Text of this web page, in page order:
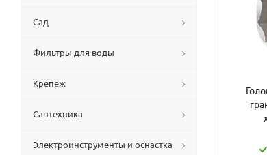
Сад
Фильтры для воды
Крепеж
Сантехника
Электроинструменты и оснастка